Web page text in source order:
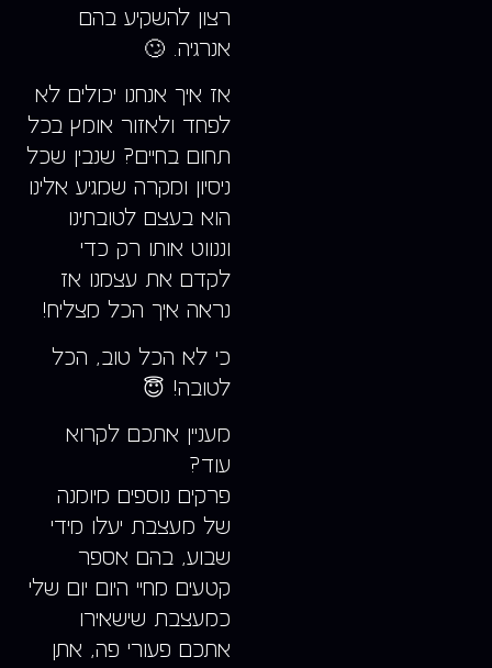
רצון להשקיע בהם
אנרגיה. 🙄
אז איך אנחנו יכולים לא
לפחד ולאזור אומץ בכל
תחום בחיים? שנבין שכל
ניסיון ומקרה שמגיע אלינו
הוא בעצם לטובתינו
וננווט אותו רק כדי
לקדם את עצמנו אז
נראה איך הכל מצליח!
כי לא הכל טוב, הכל
לטובה! 😇
מעניין אתכם לקרוא
עוד?
פרקים נוספים מיומנה
של מעצבת יעלו מידי
שבוע, בהם אספר
קטעים מחיי היום יום שלי
כמעצבת שישאירו
אתכם פעורי פה, אתן